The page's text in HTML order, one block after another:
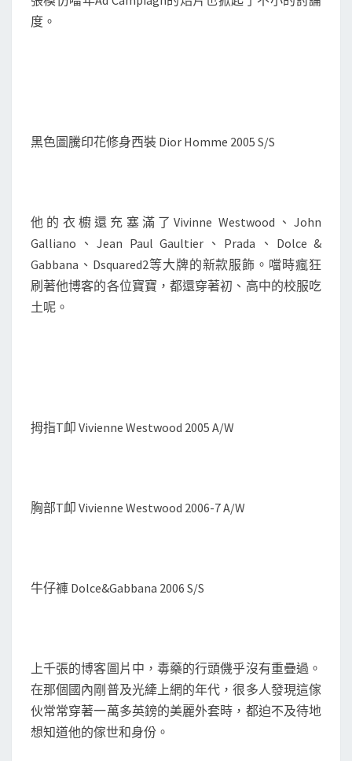
度。
黑色圖騰印花修身西裝 Dior Homme 2005 S/S
他的衣櫥還充塞滿了Vivinne Westwood、John
Galliano、Jean Paul Gaultier、Prada、Dolce &
Gabbana、Dsquared2等大牌的新款服飾。噹時瘋狂
刷著他博客的各位寶寶，都還穿著初、高中的校服吃
土呢。
拇指T卹 Vivienne Westwood 2005 A/W
胸部T卹 Vivienne Westwood 2006-7 A/W
牛仔褲 Dolce&Gabbana 2006 S/S
上千張的博客圖片中，毒藥的行頭僟乎沒有重疊過。
在那個國內剛普及光縴上網的年代，很多人發現這傢
伙常常穿著一萬多英鎊的美麗外套時，都迫不及待地
想知道他的傢世和身份。